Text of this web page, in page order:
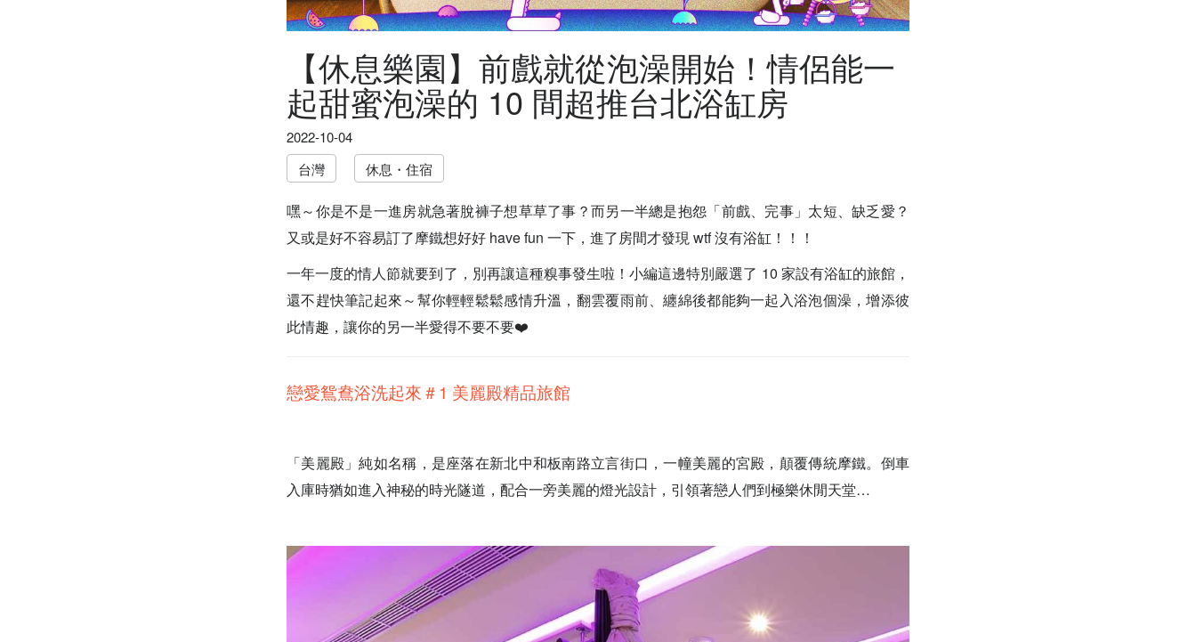
【休息樂園】前戲就從泡澡開始！情侶能一
起甜蜜泡澡的 10 間超推台北浴缸房
2022-10-04
台灣
休息・住宿
嘿～你是不是一進房就急著脫褲子想草草了事？而另一半總是抱怨「前戲、完事」太短、缺乏愛？
又或是好不容易訂了摩鐵想好好 have fun 一下，進了房間才發現 wtf 沒有浴缸！！！
一年一度的情人節就要到了，別再讓這種糗事發生啦！小編這邊特別嚴選了 10 家設有浴缸的旅館，
還不趕快筆記起來～幫你輕輕鬆鬆感情升溫，翻雲覆雨前、纏綿後都能夠一起入浴泡個澡，增添彼
此情趣，讓你的另一半愛得不要不要❤️
戀愛鴛鴦浴洗起來＃1 美麗殿精品旅館
「美麗殿」純如名稱，是座落在新北中和板南路立言街口，一幢美麗的宮殿，顛覆傳統摩鐵。倒車
入庫時猶如進入神秘的時光隧道，配合一旁美麗的燈光設計，引領著戀人們到極樂休閒天堂…